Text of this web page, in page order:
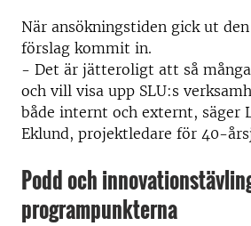
När ansökningstiden gick ut
förslag kommit in.
- Det är jätteroligt att så många
och vill visa upp SLU:s
både internt och externt, säger
Eklund, projektledare för 40-
Podd och
programpunkterna